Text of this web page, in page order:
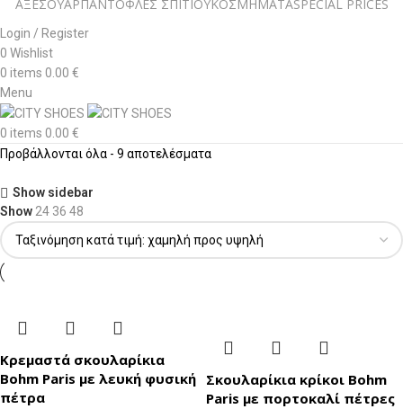
ΑΞΕΣΟΥΑΡΠΑΝΤΟΦΛΕΣ ΣΠΙΤΙΟΥΚΟΣΜΗΜΑΤΑSPECIAL PRICES
Login / Register
0 Wishlist
0 items 0.00 €
Menu
0 items 0.00 €
Προβάλλονται όλα - 9 αποτελέσματα
Show sidebar
Show 24 36 48
Κρεμαστά σκουλαρίκια
Bohm Paris με λευκή φυσική
πέτρα
Σκουλαρίκια κρίκοι Bohm
Paris με πορτοκαλί πέτρες